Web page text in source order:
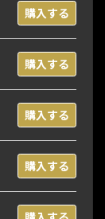
購入する
購入する
購入する
購入する